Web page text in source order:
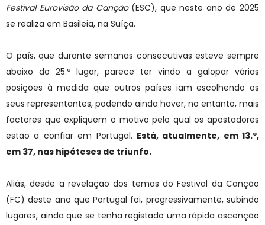
Festival Eurovisão da Canção(ESC), que neste ano de 2025
se realiza em Basileia, na Suíça.
O país, que durante semanas consecutivas esteve sempre
abaixo do 25.º lugar, parece ter vindo a galopar várias
posições à medida que outros países iam escolhendo os
seus representantes, podendo ainda haver, no entanto, mais
factores que expliquem o motivo pelo qual os apostadores
estão a confiar em Portugal. Está, atualmente, em 13.º,
em 37, nas hipóteses de triunfo.
Aliás, desde a revelação dos temas do Festival da Canção
(FC) deste ano que Portugal foi, progressivamente, subindo
lugares, ainda que se tenha registado uma rápida ascenção